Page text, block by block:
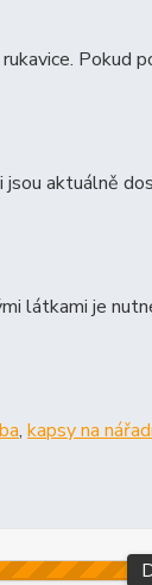
Pokud
aktuálně
látkami je
, kapsy na